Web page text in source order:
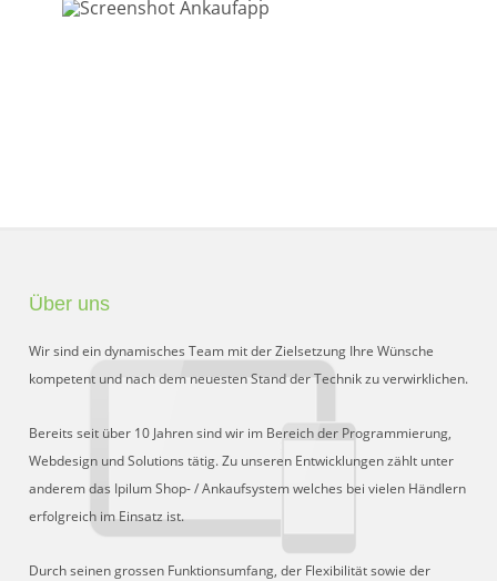
Über uns
Wir sind ein dynamisches Team mit der Zielsetzung Ihre Wünsche
kompetent und nach dem neuesten Stand der Technik zu verwirklichen.
Bereits seit über 10 Jahren sind wir im Bereich der Programmierung,
Webdesign und Solutions tätig. Zu unseren Entwicklungen zählt unter
anderem das Ipilum Shop- / Ankaufsystem welches bei vielen Händlern
erfolgreich im Einsatz ist.
Durch seinen grossen Funktionsumfang, der Flexibilität sowie der